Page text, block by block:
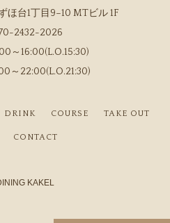
ほ台1丁目9−10 MTビル 1F
2432-2026
～16:00(L.O.15:30)
DRINK COURSE TAKE OUT
CONTACT
KAKEL